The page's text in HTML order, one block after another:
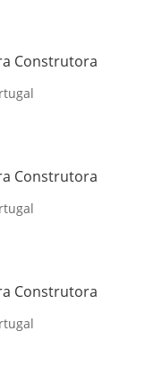
Construtora
Construtora
Construtora